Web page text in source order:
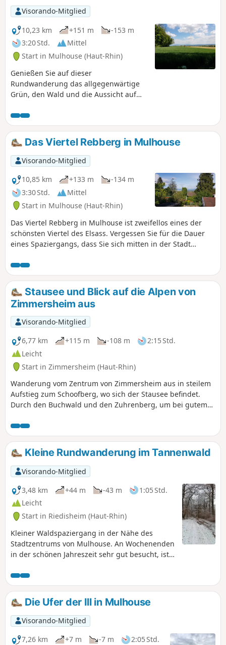
Visorando-Mitglied
10,23 km
+151 m
-153 m
3:20 Std.
Mittel
Start in Mulhouse (Haut-Rhin)
Genießen Sie auf dieser
Rundwanderung das allgegenwärtige
Grün, den Wald und die Aussicht auf
Das Viertel Rebberg in Mulhouse
Visorando-Mitglied
10,85 km
+133 m
-134 m
3:30 Std.
Mittel
Start in Mulhouse (Haut-Rhin)
Das Viertel Rebberg in Mulhouse ist zweifellos eines der
schönsten Viertel des Elsass. Vergessen Sie für die Dauer
eines Spaziergangs, dass Sie sich mitten in der Stadt
Gassen dieses beeindruckenden Viertels, das sowohl durch
sein allgegenwärtiges Grün als auch durch seine
zahlreichen, atemberaubenden Herrenhäuser besticht.
Stausee und Blick auf die Alpen von
Zimmersheim aus
Visorando-Mitglied
6,77 km
+115 m -108 m
2:15 Std.
Leicht
Start in Zimmersheim (Haut-Rhin)
Wanderung vom Zentrum von Zimmersheim aus in steilem
Aufstieg zum Schoofberg, wo sich der Stausee befindet.
Durch den Buchwald und den Zuhrenberg, um bei gutem
genießen. Rückweg südlich von Zimmersheim, in offenem
Gelände.
Kleine Rundwanderung im Tannenwald
Visorando-Mitglied
3,48 km
+44 m -43 m
1:05 Std.
Leicht
Start in Riedisheim (Haut-Rhin)
Kleiner Waldspaziergang in der Nähe des
Stadtzentrums von Mulhouse. An Wochenenden
in der schönen Jahreszeit sehr gut besucht, ist
und Spielplatz für freilaufende Hunde.
Die Ufer der Ill in Mulhouse
Visorando-Mitglied
7,26 km
+7 m -7 m
2:05 Std.